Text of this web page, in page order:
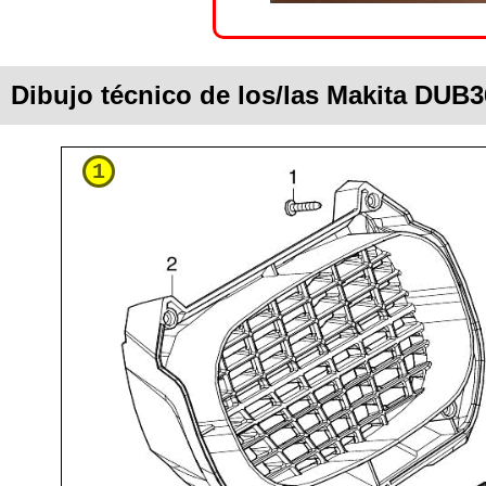
Dibujo técnico de los/las Makita
1